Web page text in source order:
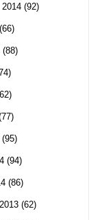
(92)
(66)
(88)
(95)
(94)
(86)
(62)